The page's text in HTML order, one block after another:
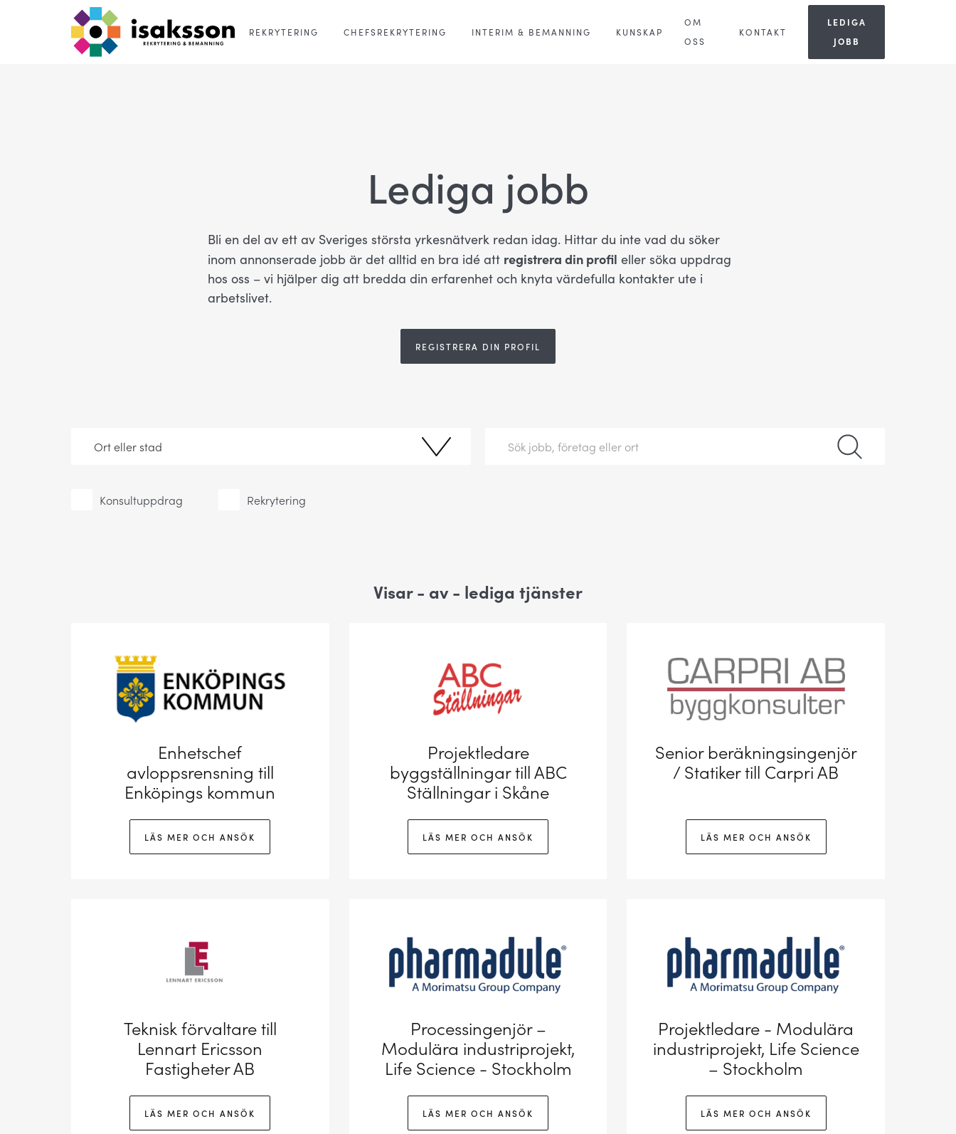
REKRYTERING CHEFSREKRYTERING INTERIM & BEMANNING KUNSKAP
OM
OSS
KONTAKT
LEDIGA
JOBB
Lediga jobb
Bli en del av ett av Sveriges största yrkesnätverk redan idag. Hittar du inte vad du söker
inom annonserade jobb är det alltid en bra idé att registrera din profil eller söka uppdrag
hos oss – vi hjälper dig att bredda din erfarenhet och knyta värdefulla kontakter ute i
arbetslivet.
REGISTRERA DIN PROFIL
Konsultuppdrag Rekrytering
Visar- av- lediga tjänster
Enhetschef
avloppsrensning till
Enköpings kommun
LÄS MER OCH ANSÖK
Projektledare
byggställningar till ABC
Ställningar i Skåne
LÄS MER OCH ANSÖK
Senior beräkningsingenjör
/ Statiker till Carpri AB
LÄS MER OCH ANSÖK
Teknisk förvaltare till
Lennart Ericsson
Fastigheter AB
LÄS MER OCH ANSÖK
Processingenjör –
Modulära industriprojekt,
Life Science - Stockholm
LÄS MER OCH ANSÖK
Projektledare - Modulära
industriprojekt, Life Science
– Stockholm
LÄS MER OCH ANSÖK